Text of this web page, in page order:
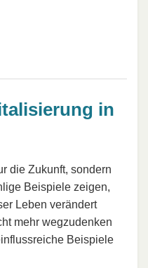
in
die Zukunft, sondern
Beispiele zeigen,
Leben verändert
mehr wegzudenken
Beispiele